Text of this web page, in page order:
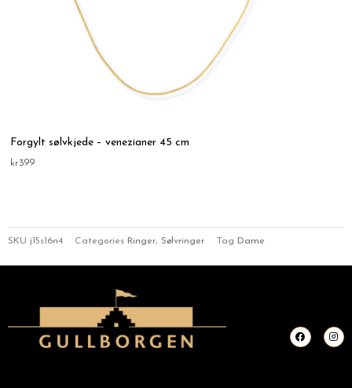
Forgylt sølvkjede – venezianer 45 cm
kr399
SKU j15s16n4 Categories Ringer, Sølvringer Tag Dame
F
a
c
I
n
s